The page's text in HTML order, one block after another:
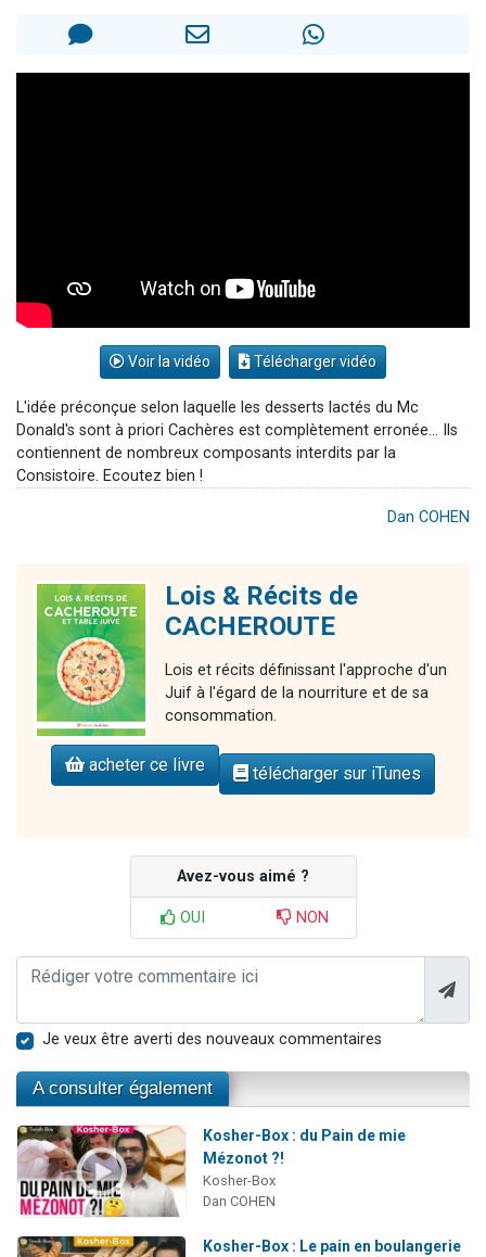
Voir la vidéo Télécharger vidéo
L'idée préconçue selon laquelle les desserts lactés du Mc
Donald's sont à priori Cachères est complètement erronée… Ils
contiennent de nombreux composants interdits par la
Consistoire. Ecoutez bien !
Dan COHEN
Lois & Récits de
CACHEROUTE
Lois et récits définissant l'approche d'un
Juif à l'égard de la nourriture et de sa
consommation.
acheter ce livre télécharger sur iTunes
Avez-vous aimé ?
OUI NON
Je veux être averti des nouveaux commentaires
A consulter également
Kosher-Box : du Pain de mie
Mézonot ?!
Kosher-Box
Dan COHEN
Kosher-Box : Le pain en boulangerie